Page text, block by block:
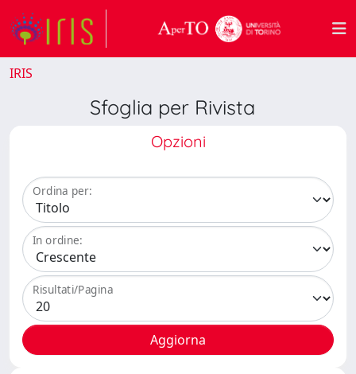
IRIS
Sfoglia per Rivista
Opzioni
Ordina per:
In ordine:
Risultati/Pagina